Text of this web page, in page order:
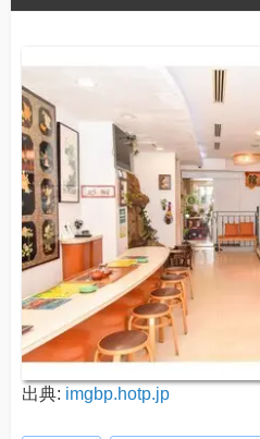
出典: imgbp.hotp.jp